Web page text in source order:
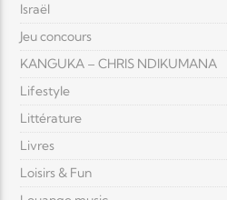
Israël
Jeu concours
KANGUKA – CHRIS NDIKUMANA
Lifestyle
Littérature
Livres
Loisirs & Fun